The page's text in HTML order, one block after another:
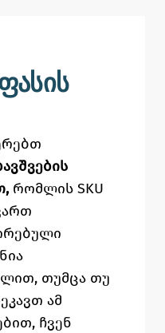
რომლის SKU
თუმცა თუ
ამ
ჩვენ